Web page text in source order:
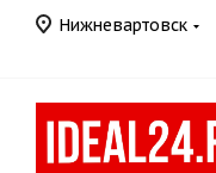
Нижневартовск